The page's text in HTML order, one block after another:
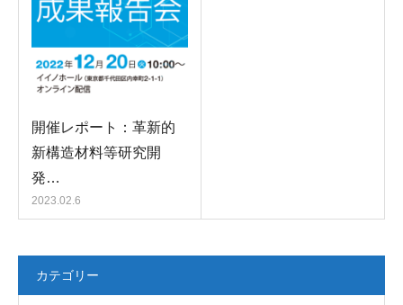
開催レポート：革新的
新構造材料等研究開
発…
2023.02.6
カテゴリー